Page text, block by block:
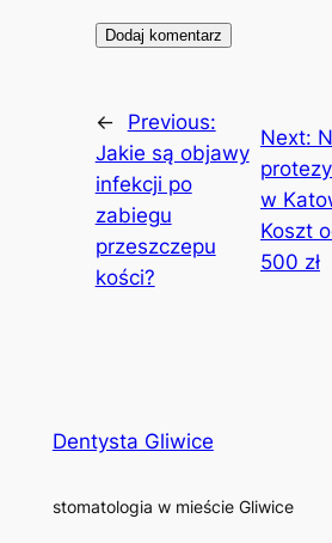
←
Previous:
Jakie są objawy
infekcji po
zabiegu
przeszczepu
kości?
Next:
w
Koszt
500 zł
Dentysta Gliwice
stomatologia w mieście Gliwice